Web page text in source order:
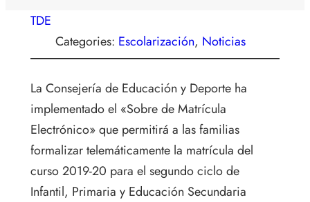
TDE
Categories: Escolarización, Noticias
La Consejería de Educación y Deporte ha
implementado el «Sobre de Matrícula
Electrónico» que permitirá a las familias
formalizar telemáticamente la matrícula del
curso 2019-20 para el segundo ciclo de
Infantil, Primaria y Educación Secundaria